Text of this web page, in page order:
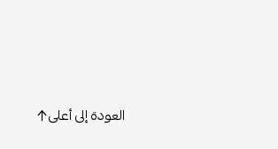
العودة إلى أعلى